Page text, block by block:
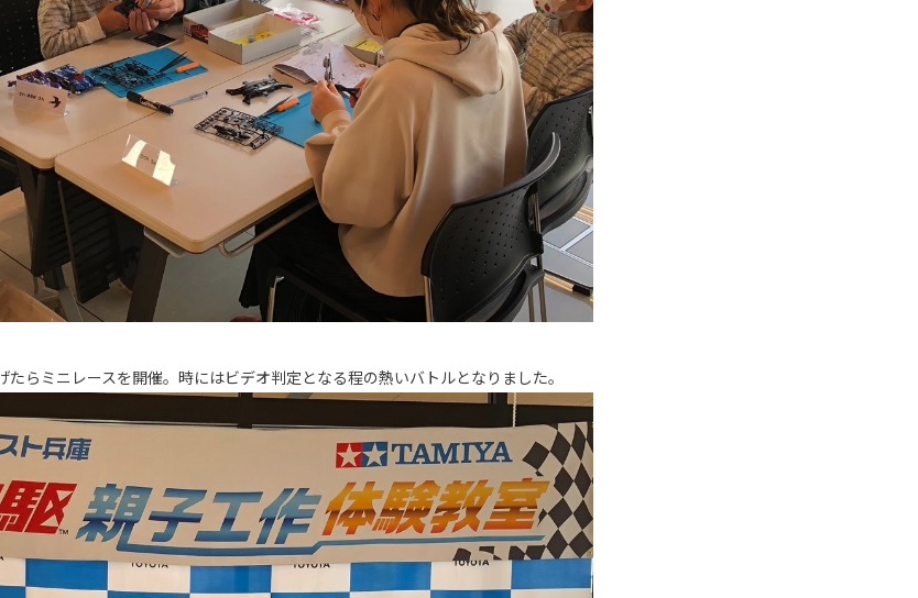
らミニレースを開催。時にはビデオ判定となる程の熱いバトルとなりました。